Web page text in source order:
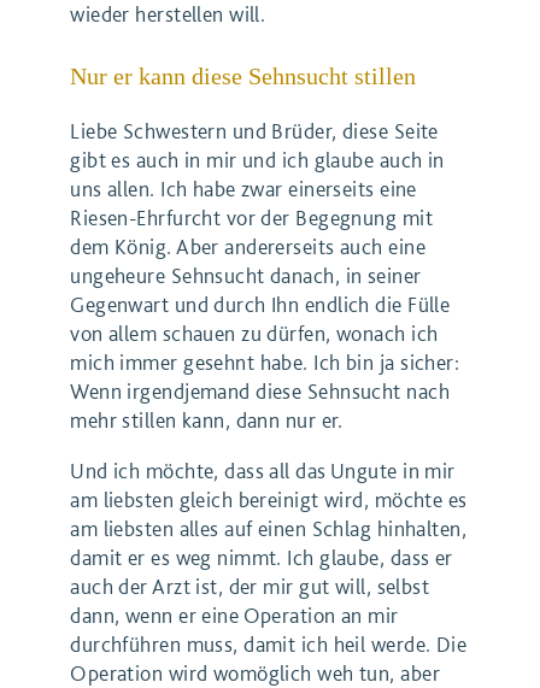
wieder herstellen will.
Nur er kann diese Sehnsucht stillen
Liebe Schwestern und Brüder, diese Seite
gibt es auch in mir und ich glaube auch in
uns allen. Ich habe zwar einerseits eine
Riesen-Ehrfurcht vor der Begegnung mit
dem König. Aber andererseits auch eine
ungeheure Sehnsucht danach, in seiner
Gegenwart und durch Ihn endlich die Fülle
von allem schauen zu dürfen, wonach ich
mich immer gesehnt habe. Ich bin ja sicher:
Wenn irgendjemand diese Sehnsucht nach
mehr stillen kann, dann nur er.
Und ich möchte, dass all das Ungute in mir
am liebsten gleich bereinigt wird, möchte es
am liebsten alles auf einen Schlag hinhalten,
damit er es weg nimmt. Ich glaube, dass er
auch der Arzt ist, der mir gut will, selbst
dann, wenn er eine Operation an mir
durchführen muss, damit ich heil werde. Die
Operation wird womöglich weh tun, aber